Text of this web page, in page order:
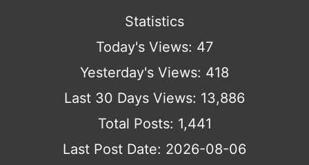
Statistics
Today's Views: 47
Yesterday's Views: 418
Last 30 Days Views: 13,886
Total Posts: 1,441
Last Post Date: 2026-08-06